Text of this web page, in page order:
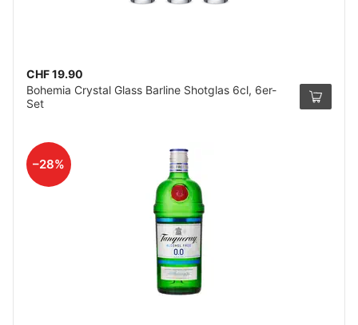
CHF 19.90
Bohemia Crystal Glass Barline Shotglas 6cl, 6er-
Set
–28%